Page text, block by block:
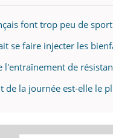
font trop peu de sport
se faire injecter les
de
la journée est-elle le